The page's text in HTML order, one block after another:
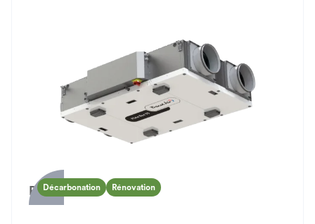
Décarbonation Rénovation
Plate Box